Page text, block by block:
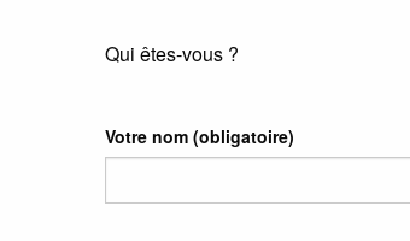
Qui êtes-vous ?
Votre nom (obligatoire)